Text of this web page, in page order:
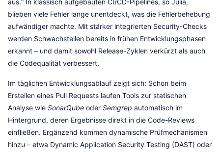
aus.“ In klassisch aufgebauten CI/CD-Pipelines, so Julia,
blieben viele Fehler lange unentdeckt, was die Fehlerbehebung
aufwändiger machte. Mit stärker integrierten Security-Checks
werden Schwachstellen bereits in frühen Entwicklungsphasen
erkannt – und damit sowohl Release-Zyklen verkürzt als auch
die Codequalität verbessert.
Im täglichen Entwicklungsablauf zeigt sich: Schon beim
Erstellen eines Pull Requests laufen Tools zur statischen
Analyse wie SonarQube oder Semgrep automatisch im
Hintergrund, deren Ergebnisse direkt in die Code-Reviews
einfließen. Ergänzend kommen dynamische Prüfmechanismen
hinzu – etwa Dynamic Application Security Testing (DAST) oder